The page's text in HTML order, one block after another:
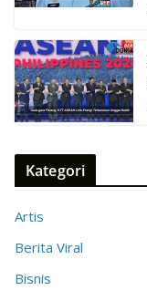
Kategori
Artis
Berita Viral
Bisnis